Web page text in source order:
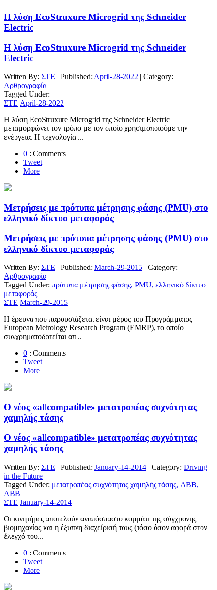
Η λύση EcoStruxure Microgrid της Schneider
Electric
Η λύση EcoStruxure Microgrid της Schneider
Electric
Written By: ΣΤΕ | Published: April-28-2022 | Category:
Αρθρογραφία
Tagged Under:
ΣΤΕ April-28-2022
Η λύση EcoStruxure Microgrid της Schneider Electric
μεταμορφώνει τον τρόπο με τον οποίο χρησιμοποιούμε την
ενέργεια. Η τεχνολογία ...
0 : Comments
Tweet
More
Μετρήσεις με πρότυπα μέτρησης φάσης (PMU) στο
ελληνικό δίκτυο μεταφοράς
Μετρήσεις με πρότυπα μέτρησης φάσης (PMU) στο
ελληνικό δίκτυο μεταφοράς
Written By: ΣΤΕ | Published: March-29-2015 | Category:
Αρθρογραφία
Tagged Under: πρότυπα μέτρησης φάσης, PMU, ελληνικό δίκτυο
μεταφοράς
ΣΤΕ March-29-2015
H έρευνα που παρουσιάζεται είναι μέρος του Προγράμματος
European Metrology Research Program (EMRP), το οποίο
συνχρηματοδοτείται απ...
0 : Comments
Tweet
More
O νέος «allcompatible» μετατροπέας συχνότητας
χαμηλής τάσης
O νέος «allcompatible» μετατροπέας συχνότητας
χαμηλής τάσης
Written By: ΣΤΕ | Published: January-14-2014 | Category: Driving
in the Future
Tagged Under: μετατροπέας συχνότητας χαμηλής τάσης, ABB,
ΑΒΒ
ΣΤΕ January-14-2014
Οι κινητήρες αποτελούν αναπόσπαστο κομμάτι της σύγχρονης
βιομηχανίας και η έξυπνη διαχείρισή τους (τόσο όσον αφορά στον
έλεγχό του...
0 : Comments
Tweet
More